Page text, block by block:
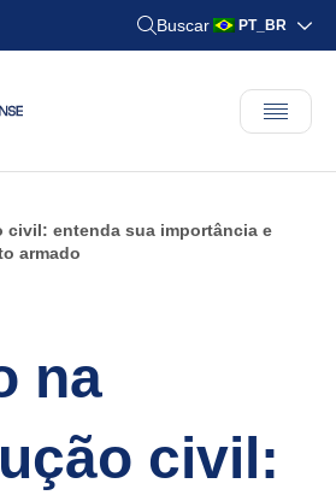
Buscar PT_BR
civil: entenda sua importância e
armado
na
civil: